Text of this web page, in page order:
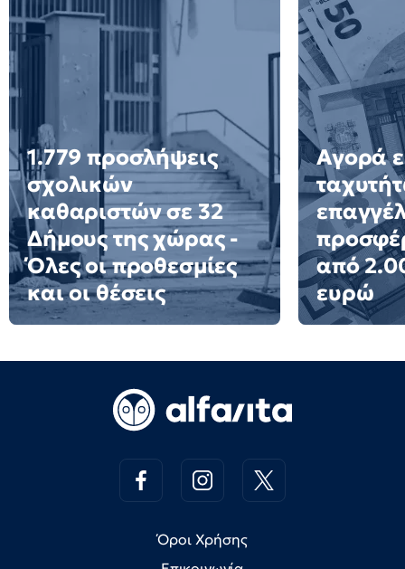
1.779 προσλήψεις
σχολικών
καθαριστών σε 32
Δήμους της χώρας -
Όλες οι προθεσμίες
και οι θέσεις
Αγορά
από
ευρώ
Όροι Χρήσης